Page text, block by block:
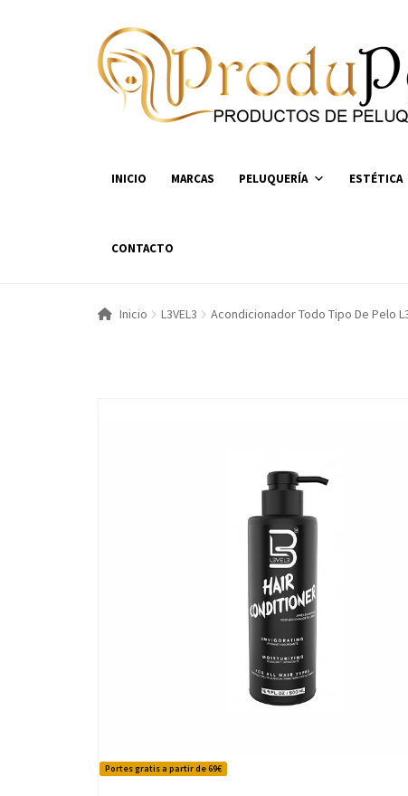
Ir
a
la
navegación
Ir
al
contenido
INICIO MARCAS PELUQUERÍA ESTÉTICA
CONTACTO
Inicio L3VEL3 Acondicionador Todo Tipo De Pelo
Portes gratis a partir de 69€